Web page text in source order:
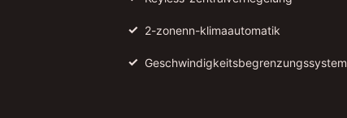
✓ 2-zonenn-klimaautomatik
✓ Geschwindigkeitsbegrenzungssystem